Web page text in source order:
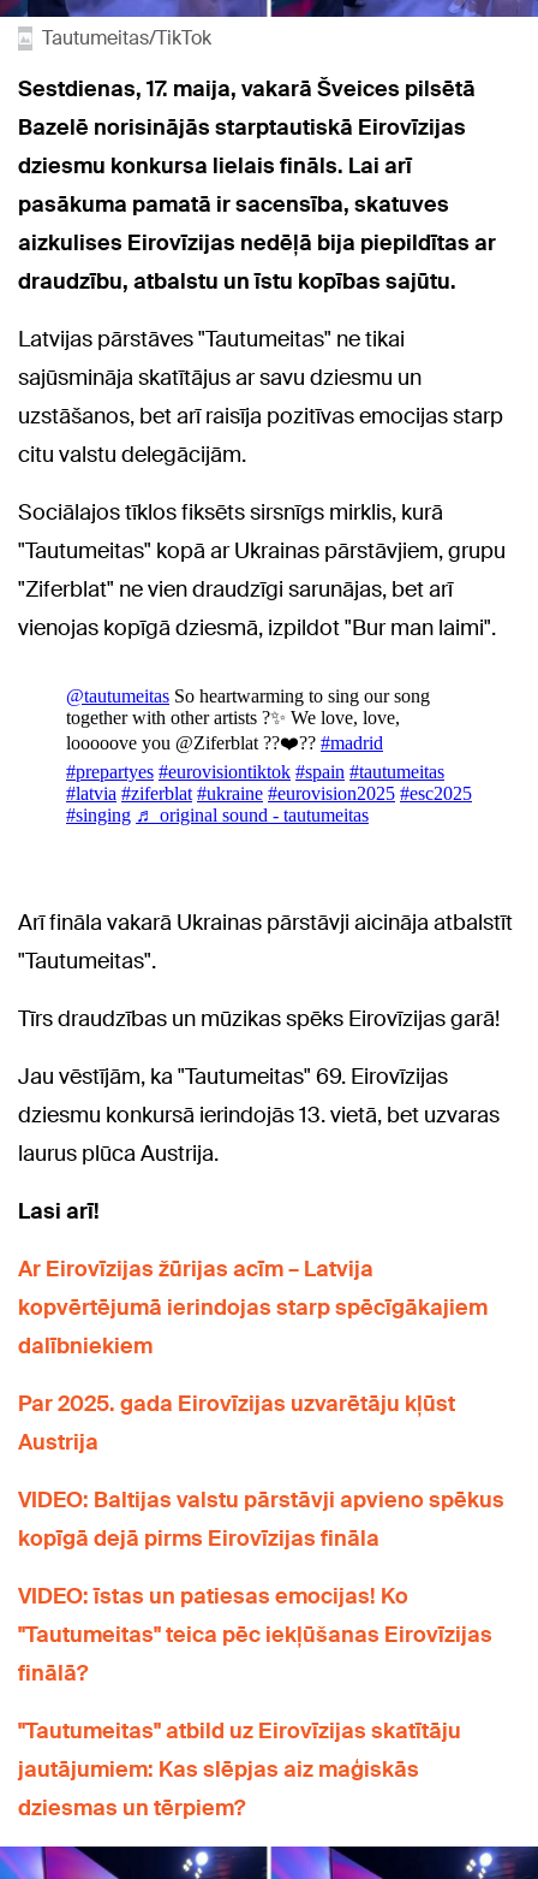
Tautumeitas/TikTok
Sestdienas, 17. maija, vakarā Šveices pilsētā
Bazelē norisinājās starptautiskā Eirovīzijas
dziesmu konkursa lielais fināls. Lai arī
pasākuma pamatā ir sacensība, skatuves
aizkulises Eirovīzijas nedēļā bija piepildītas ar
draudzību, atbalstu un īstu kopības sajūtu.
Latvijas pārstāves "Tautumeitas" ne tikai
sajūsmināja skatītājus ar savu dziesmu un
uzstāšanos, bet arī raisīja pozitīvas emocijas starp
citu valstu delegācijām.
Sociālajos tīklos fiksēts sirsnīgs mirklis, kurā
"Tautumeitas" kopā ar Ukrainas pārstāvjiem, grupu
"Ziferblat" ne vien draudzīgi sarunājas, bet arī
vienojas kopīgā dziesmā, izpildot "Bur man laimi".
Arī fināla vakarā Ukrainas pārstāvji aicināja atbalstīt
"Tautumeitas".
Tīrs draudzības un mūzikas spēks Eirovīzijas garā!
Jau vēstījām, ka "Tautumeitas" 69. Eirovīzijas
dziesmu konkursā ierindojās 13. vietā, bet uzvaras
laurus plūca Austrija.
Lasi arī!
Ar Eirovīzijas žūrijas acīm – Latvija
kopvērtējumā ierindojas starp spēcīgākajiem
dalībniekiem
Par 2025. gada Eirovīzijas uzvarētāju kļūst
Austrija
VIDEO: Baltijas valstu pārstāvji apvieno spēkus
kopīgā dejā pirms Eirovīzijas fināla
VIDEO: īstas un patiesas emocijas! Ko
"Tautumeitas" teica pēc iekļūšanas Eirovīzijas
finālā?
"Tautumeitas" atbild uz Eirovīzijas skatītāju
jautājumiem: Kas slēpjas aiz maģiskās
dziesmas un tērpiem?